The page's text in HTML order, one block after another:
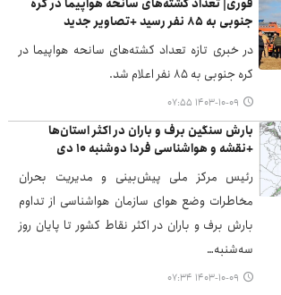
جنوبی به ۸۵ نفر رسید +تصاویر جدید
در خبری تازه تعداد کشته‌های سانحه هواپیما در
کره جنوبی به ۸۵ نفر اعلام شد.
۱۴۰۳-۱۰-۰۹ ۰۷:۵۵
بارش سنگین برف و باران در اکثر استان‌ها
+نقشه و هواشناسی فردا دوشنبه ۱۰ دی
رئیس مرکز ملی پیش‌بینی و مدیریت بحران
مخاطرات وضع هوای سازمان هواشناسی از تداوم
بارش برف و باران در اکثر نقاط کشور تا پایان روز
سه‌شنبه…
۱۴۰۳-۱۰-۰۹ ۰۷:۳۴